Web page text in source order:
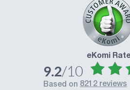
eKomi
9.2/10
based on 8212 reviews